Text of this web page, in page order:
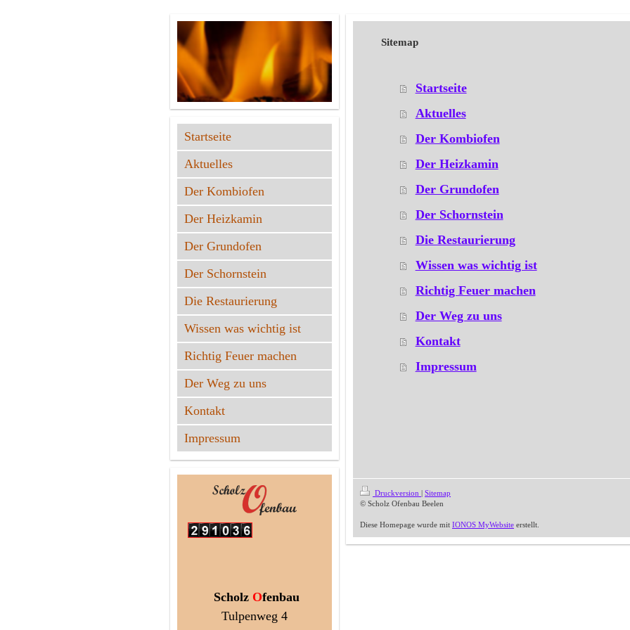
Startseite
Aktuelles
Der Kombiofen
Der Heizkamin
Der Grundofen
Der Schornstein
Die Restaurierung
Wissen was wichtig ist
Richtig Feuer machen
Der Weg zu uns
Kontakt
Impressum
Scholz Ofenbau
Tulpenweg 4
Sitemap
Startseite
Aktuelles
Der Kombiofen
Der Heizkamin
Der Grundofen
Der Schornstein
Die Restaurierung
Wissen was wichtig ist
Richtig Feuer machen
Der Weg zu uns
Kontakt
Impressum
Druckversion | Sitemap
© Scholz Ofenbau Beelen
Diese Homepage wurde mit IONOS MyWebsite erstellt.